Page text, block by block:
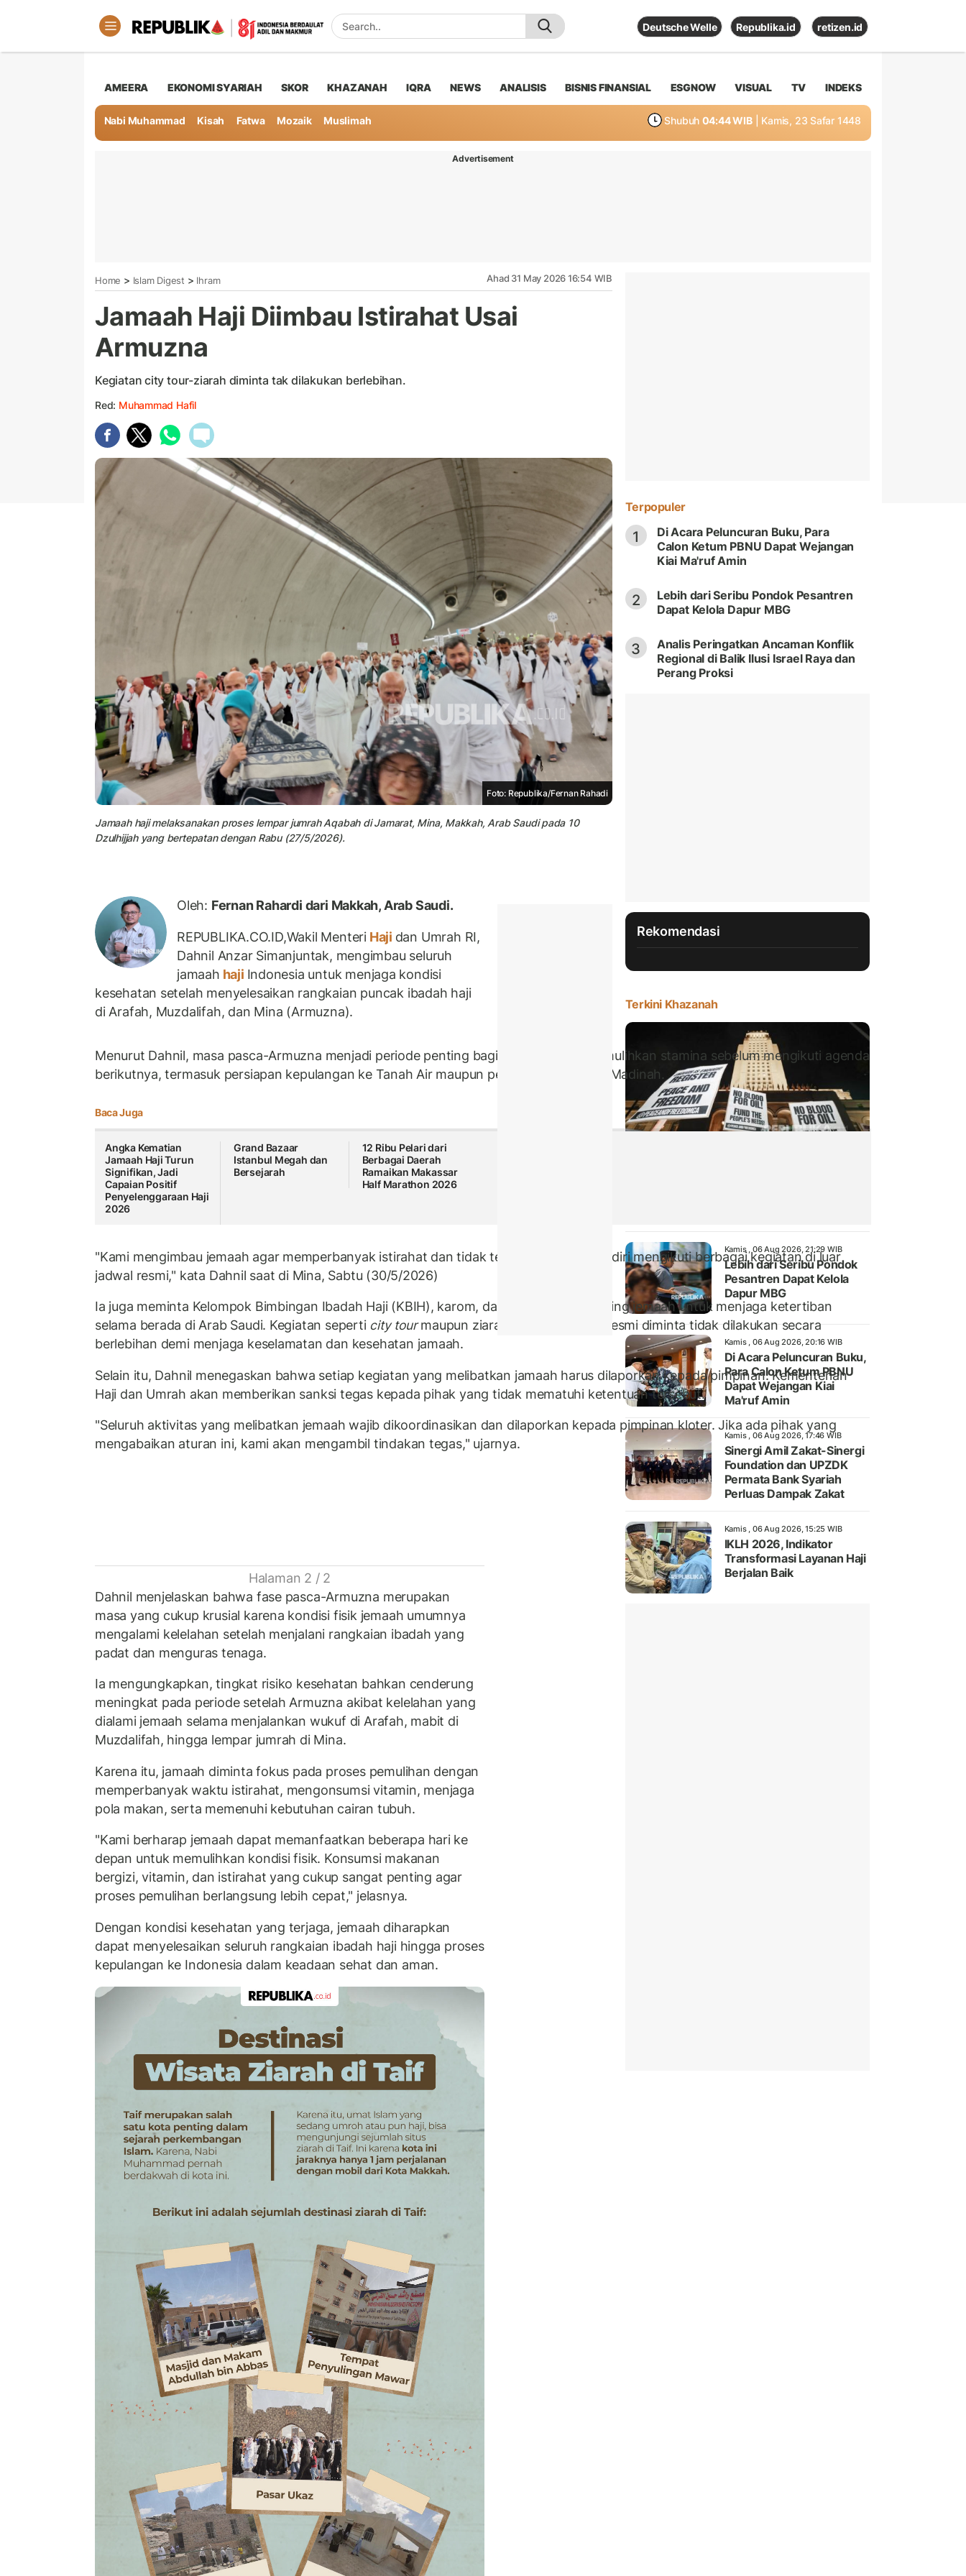
Deutsche Welle Republika.id retizen.id
AMEERA EKONOMI SYARIAH SKOR KHAZANAH IQRA NEWS ANALISIS BISNIS FINANSIAL ESGNOW VISUAL TV INDEKS
Nabi Muhammad Kisah Fatwa Mozaik Muslimah Shubuh 04:44 WIB | Kamis, 23 Safar 1448
Advertisement
Home > Islam Digest > Ihram Ahad 31 May 2026 16:54 WIB
Jamaah Haji Diimbau Istirahat Usai
Armuzna
Kegiatan city tour-ziarah diminta tak dilakukan berlebihan.
Red: Muhammad Hafil
Foto: Republika/Fernan Rahadi
Jamaah haji melaksanakan proses lempar jumrah Aqabah di Jamarat, Mina, Makkah, Arab Saudi pada 10
Dzulhijjah yang bertepatan dengan Rabu (27/5/2026).
Oleh: Fernan Rahardi dari Makkah, Arab Saudi.
REPUBLIKA.CO.ID,Wakil MenteriHaji dan Umrah RI,
Dahnil Anzar Simanjuntak, mengimbau seluruh
jamaah haji Indonesia untuk menjaga kondisi
kesehatan setelah menyelesaikan rangkaian puncak ibadah haji
di Arafah, Muzdalifah, dan Mina (Armuzna).
Menurut Dahnil, masa pasca-Armuzna menjadi periode penting bagi jemaah untuk memulihkan stamina sebelum mengikuti agenda
berikutnya, termasuk persiapan kepulangan ke Tanah Air maupun perjalanan ziarah ke Madinah.
Baca Juga
Angka Kematian
Jamaah Haji Turun
Signifikan, Jadi
Capaian Positif
Penyelenggaraan Haji
2026
Grand Bazaar
Istanbul Megah dan
Bersejarah
12 Ribu Pelari dari
Berbagai Daerah
Ramaikan Makassar
Half Marathon 2026
"Kami mengimbau jemaah agar memperbanyak istirahat dan tidak terlalu memaksakan diri mengikuti berbagai kegiatan di luar
jadwal resmi," kata Dahnil saat di Mina, Sabtu (30/5/2026)
Ia juga meminta Kelompok Bimbingan Ibadah Haji (KBIH), karom, dan seluruh pendamping jemaah untuk menjaga ketertiban
selama berada di Arab Saudi. Kegiatan seperti city tourmaupun ziarah di luar program resmi diminta tidak dilakukan secara
berlebihan demi menjaga keselamatan dan kesehatan jamaah.
Selain itu, Dahnil menegaskan bahwa setiap kegiatan yang melibatkan jamaah harus dilaporkan kepada pimpinan. Kementerian
Haji dan Umrah akan memberikan sanksi tegas kepada pihak yang tidak mematuhi ketentuan tersebut.
"Seluruh aktivitas yang melibatkan jemaah wajib dikoordinasikan dan dilaporkan kepada pimpinan kloter. Jika ada pihak yang
mengabaikan aturan ini, kami akan mengambil tindakan tegas," ujarnya.
Halaman 2 / 2
Dahnil menjelaskan bahwa fase pasca-Armuzna merupakan
masa yang cukup krusial karena kondisi fisik jemaah umumnya
mengalami kelelahan setelah menjalani rangkaian ibadah yang
padat dan menguras tenaga.
Ia mengungkapkan, tingkat risiko kesehatan bahkan cenderung
meningkat pada periode setelah Armuzna akibat kelelahan yang
dialami jemaah selama menjalankan wukuf di Arafah, mabit di
Muzdalifah, hingga lempar jumrah di Mina.
Karena itu, jamaah diminta fokus pada proses pemulihan dengan
memperbanyak waktu istirahat, mengonsumsi vitamin, menjaga
pola makan, serta memenuhi kebutuhan cairan tubuh.
"Kami berharap jemaah dapat memanfaatkan beberapa hari ke
depan untuk memulihkan kondisi fisik. Konsumsi makanan
bergizi, vitamin, dan istirahat yang cukup sangat penting agar
proses pemulihan berlangsung lebih cepat," jelasnya.
Dengan kondisi kesehatan yang terjaga, jemaah diharapkan
dapat menyelesaikan seluruh rangkaian ibadah haji hingga proses
kepulangan ke Indonesia dalam keadaan sehat dan aman.
Terpopuler
1
Di Acara Peluncuran Buku, Para
Calon Ketum PBNU Dapat Wejangan
Kiai Ma'ruf Amin
2
Lebih dari Seribu Pondok Pesantren
Dapat Kelola Dapur MBG
3
Analis Peringatkan Ancaman Konflik
Regional di Balik Ilusi Israel Raya dan
Perang Proksi
Rekomendasi
Terkini Khazanah
Kamis , 06 Aug 2026, 21:29 WIB
Lebih dari Seribu Pondok
Pesantren Dapat Kelola
Dapur MBG
Kamis , 06 Aug 2026, 20:16 WIB
Di Acara Peluncuran Buku,
Para Calon Ketum PBNU
Dapat Wejangan Kiai
Ma'ruf Amin
Kamis , 06 Aug 2026, 17:46 WIB
Sinergi Amil Zakat-Sinergi
Foundation dan UPZDK
Permata Bank Syariah
Perluas Dampak Zakat
Kamis , 06 Aug 2026, 15:25 WIB
IKLH 2026, Indikator
Transformasi Layanan Haji
Berjalan Baik